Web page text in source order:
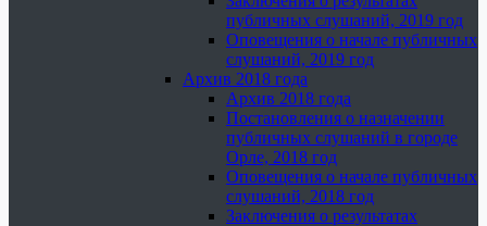
публичных слушаний, 2019 год
Оповещения о начале публичных
слушаний, 2019 год
Архив 2018 года
Архив 2018 года
Постановления о назначении
публичных слушаний в городе
Орле, 2018 год
Оповещения о начале публичных
слушаний, 2018 год
Заключения о результатах